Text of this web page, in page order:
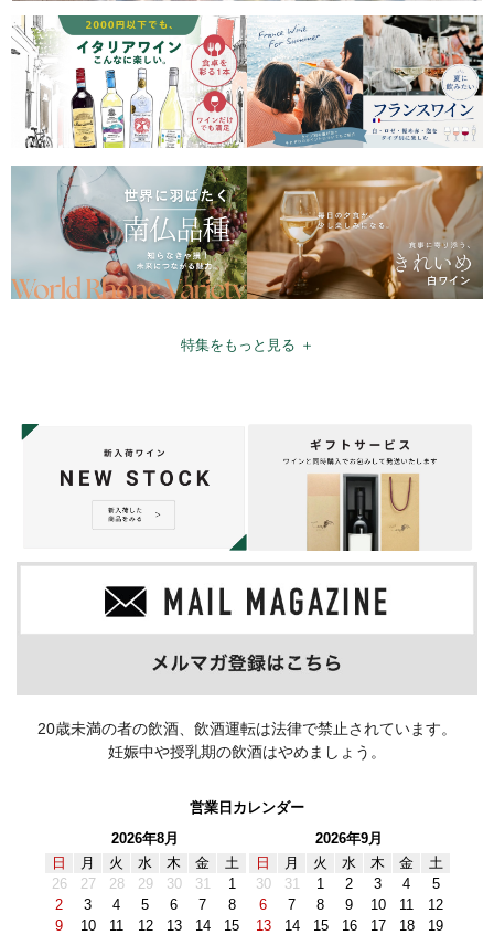
特集をもっと見る ＋
20歳未満の者の飲酒、飲酒運転は法律で禁止されています。
妊娠中や授乳期の飲酒はやめましょう。
営業日カレンダー
2026年8月
日
月 火 水 木 金
土
26
27 28 29 30 31
1
2
3 4 5 6 7
8
9
10 11 12 13 14 15
2026年9月
日
月 火 水 木 金
土
30
31 1 2 3 4
5
6
7 8 9 10 11
12
13
14 15 16 17 18 19